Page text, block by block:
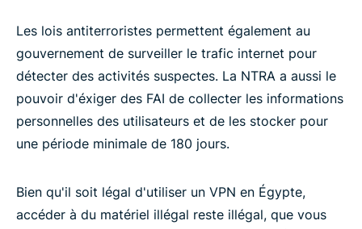
Les lois antiterroristes permettent également au
gouvernement de surveiller le trafic internet pour
détecter des activités suspectes. La NTRA a aussi le
pouvoir d'éxiger des FAI de collecter les informations
personnelles des utilisateurs et de les stocker pour
une période minimale de 180 jours.
Bien qu'il soit légal d'utiliser un VPN en Égypte,
accéder à du matériel illégal reste illégal, que vous